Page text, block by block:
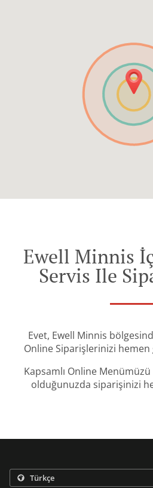
Ewell Minnis
Servis Ile
Evet, Ewell Minnis
Online Siparişlerinizi hemen
Kapsamlı Online
olduğunuzda siparişinizi